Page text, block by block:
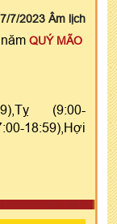
7/2023 Âm lịch
, năm QUÝ MÃO
(9:00-
18:59),Hợi